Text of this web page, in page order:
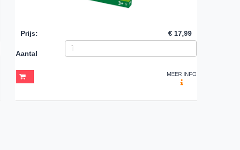
Prijs: € 17,99
Aantal
MEER INFO